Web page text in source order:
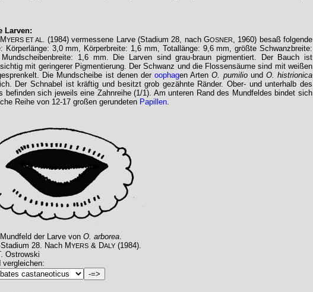
Larven:
YERS ET AL. (1984) vermessene Larve (Stadium 28, nach GOSNER
, 1960) besaß folgende
Körperlänge: 3,0 mm, Körperbreite: 1,6 mm, Totallänge: 9,6 mm, größte Schwanzbreite:
1,6 mm. Die Larven sind grau-braun pigmentiert. Der Bauch ist
mit geringerer Pigmentierung. Der Schwanz und die Flossensäume sind mit weißen
Die Mundscheibe ist denen deroophagen ArtenO. pumiliound O. histrionica
Der Schnabel ist kräftig und besitzt grob gezähnte Ränder. Ober- und unterhalb des
befinden sich jeweils eine Zahnreihe (1/1). Am unteren Rand des Mundfeldes bindet sich
Reihe von 12-17 großen gerundeten Papillen
der Larve von O. arborea
28. Nach MYERS & DALY (1984).
Ostrowski
vergleichen: